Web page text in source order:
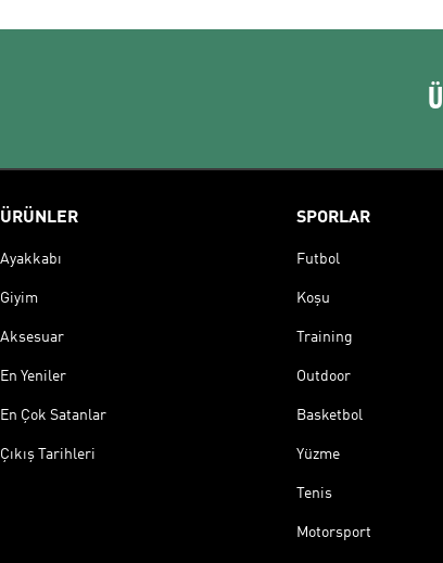
ÜRÜNLER
Ayakkabı
Giyim
Aksesuar
En Yeniler
En Çok Satanlar
Çıkış Tarihleri
SPORLAR
Futbol
Koşu
Training
Outdoor
Basketbol
Yüzme
Tenis
Motorsport